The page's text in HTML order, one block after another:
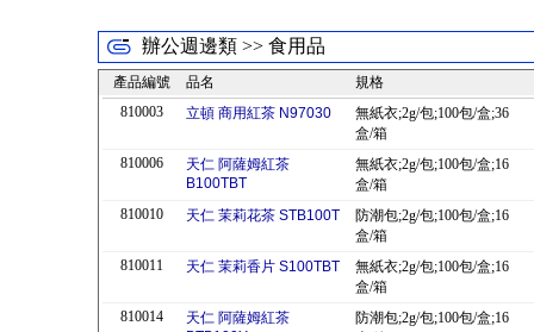
辦公週邊類 >> 食用品
產品編號 品名
規格
810003
立頓 商用紅茶 N97030
無紙衣;2g/包;100包/盒;36
盒/箱
810006
天仁 阿薩姆紅茶
B100TBT
無紙衣;2g/包;100包/盒;16
盒/箱
810010
天仁 茉莉花茶 STB100T
防潮包;2g/包;100包/盒;16
盒/箱
810011
天仁 茉莉香片 S100TBT
無紙衣;2g/包;100包/盒;16
盒/箱
810014
天仁 阿薩姆紅茶
防潮包;2g/包;100包/盒;16